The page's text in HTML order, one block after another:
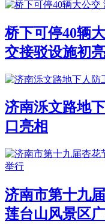
桥下可停40辆
交接驳设施初
济南泺文路地
口亮相
济南市第十九
莲台山风景区